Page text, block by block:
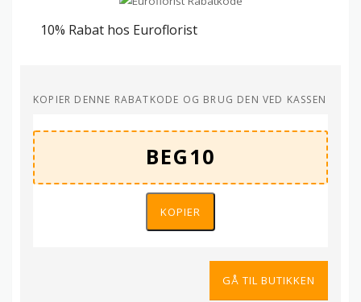
10% Rabat hos Euroflorist
KOPIER DENNE RABATKODE OG BRUG DEN VED KASSEN
KOPIER
GÅ TIL BUTIKKEN